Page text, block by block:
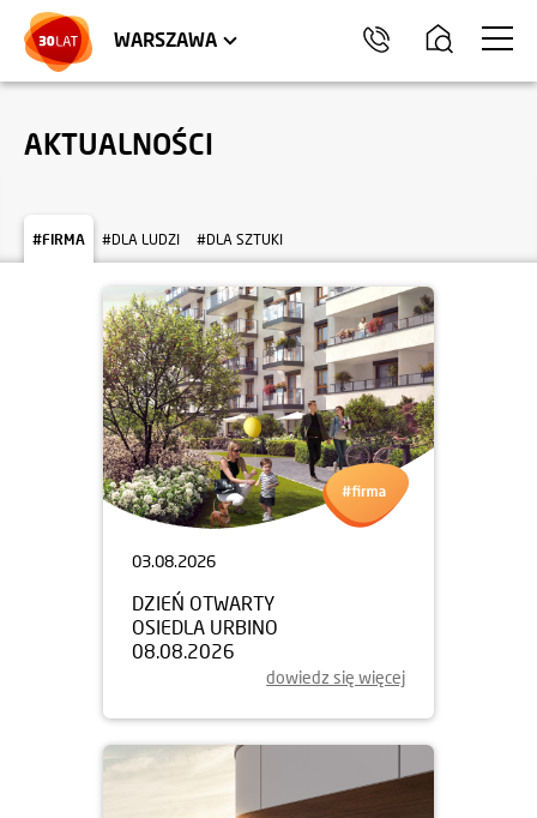
WARSZAWA
HEL
AKTUALNOŚCI
#FIRMA #DLA LUDZI #DLA SZTUKI
03.08.2026
DZIEŃ OTWARTY
OSIEDLA URBINO
08.08.2026
dowiedz się więcej